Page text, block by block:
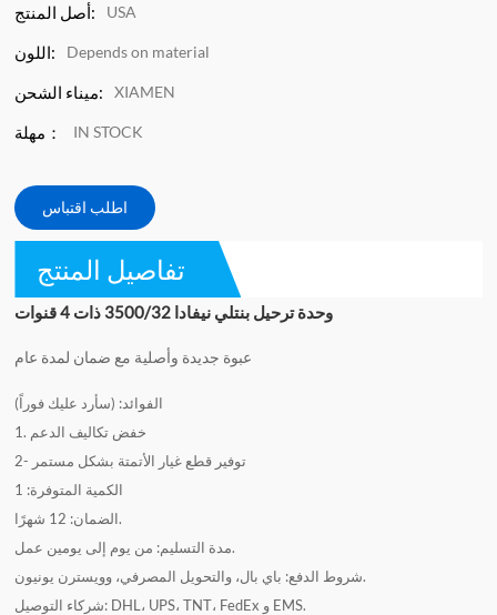
أصل المنتج: USA
اللون: Depends on material
ميناء الشحن: XIAMEN
مهلة： IN STOCK
اطلب اقتباس
تفاصيل المنتج
وحدة ترحيل بنتلي نيفادا 3500/32 ذات 4 قنوات
عبوة جديدة وأصلية مع ضمان لمدة عام
الفوائد: (سأرد عليك فوراً)
1. خفض تكاليف الدعم
2- توفير قطع غيار الأتمتة بشكل مستمر
الكمية المتوفرة: 1
الضمان: 12 شهرًا.
مدة التسليم: من يوم إلى يومين عمل.
شروط الدفع: باي بال، والتحويل المصرفي، وويسترن يونيون.
شركاء التوصيل: DHL، UPS، TNT، FedEx و EMS.